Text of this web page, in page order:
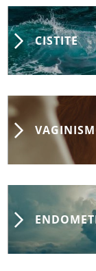
CISTITE